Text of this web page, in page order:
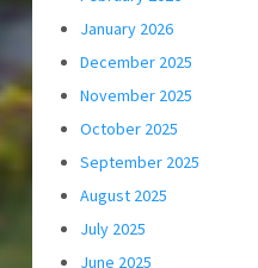
January 2026
December 2025
November 2025
October 2025
September 2025
August 2025
July 2025
June 2025